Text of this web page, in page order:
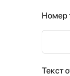
Номер
Текст